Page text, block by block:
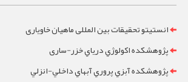
انستیتو تحقیقات بین المللی ماهیان خاویاری
پژوهشکده اکولوژي درياي خزر-ساری
پژوهشکده آبزي پروري آبهاي داخلي-انزلي